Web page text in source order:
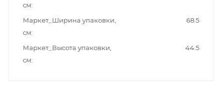
см
Маркет_Ширина упаковки,
см
68.5
Маркет_Высота упаковки,
см
44.5